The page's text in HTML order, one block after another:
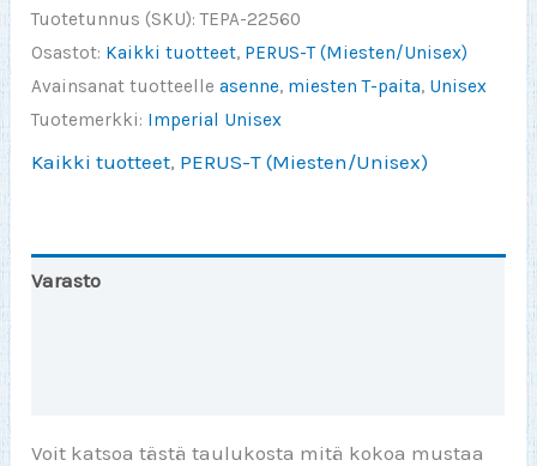
määrä
Tuotetunnus (SKU):TEPA-22560
Osastot: Kaikki tuotteet, PERUS-T (Miesten/Unisex)
Avainsanat tuotteelleasenne, miesten T-paita, Unisex
Tuotemerkki: Imperial Unisex
Kaikki tuotteet, PERUS-T (Miesten/Unisex)
Varasto
Voit katsoa tästä taulukosta mitä kokoa mustaa